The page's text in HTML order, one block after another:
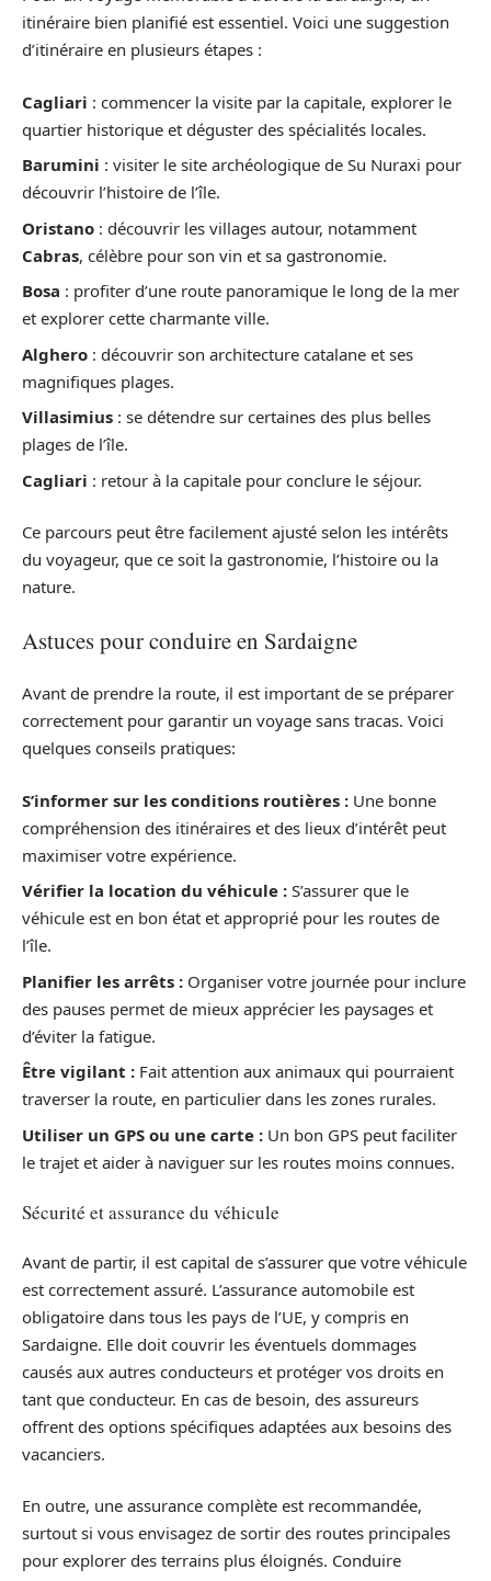
itinéraire bien planifié est essentiel. Voici une suggestion
d’itinéraire en plusieurs étapes :
Cagliari : commencer la visite par la capitale, explorer le
quartier historique et déguster des spécialités locales.
Barumini : visiter le site archéologique de Su Nuraxi pour
découvrir l’histoire de l’île.
Oristano : découvrir les villages autour, notamment
Cabras, célèbre pour son vin et sa gastronomie.
Bosa : profiter d’une route panoramique le long de la mer
et explorer cette charmante ville.
Alghero : découvrir son architecture catalane et ses
magnifiques plages.
Villasimius : se détendre sur certaines des plus belles
plages de l’île.
Cagliari : retour à la capitale pour conclure le séjour.
Ce parcours peut être facilement ajusté selon les intérêts
du voyageur, que ce soit la gastronomie, l’histoire ou la
nature.
Astuces pour conduire en Sardaigne
Avant de prendre la route, il est important de se préparer
correctement pour garantir un voyage sans tracas. Voici
quelques conseils pratiques:
S’informer sur les conditions routières : Une bonne
compréhension des itinéraires et des lieux d’intérêt peut
maximiser votre expérience.
Vérifier la location du véhicule : S’assurer que le
véhicule est en bon état et approprié pour les routes de
l’île.
Planifier les arrêts : Organiser votre journée pour inclure
des pauses permet de mieux apprécier les paysages et
d’éviter la fatigue.
Être vigilant : Fait attention aux animaux qui pourraient
traverser la route, en particulier dans les zones rurales.
Utiliser un GPS ou une carte : Un bon GPS peut faciliter
le trajet et aider à naviguer sur les routes moins connues.
Sécurité et assurance du véhicule
Avant de partir, il est capital de s’assurer que votre véhicule
est correctement assuré. L’assurance automobile est
obligatoire dans tous les pays de l’UE, y compris en
Sardaigne. Elle doit couvrir les éventuels dommages
causés aux autres conducteurs et protéger vos droits en
tant que conducteur. En cas de besoin, des assureurs
offrent des options spécifiques adaptées aux besoins des
vacanciers.
En outre, une assurance complète est recommandée,
surtout si vous envisagez de sortir des routes principales
pour explorer des terrains plus éloignés. Conduire